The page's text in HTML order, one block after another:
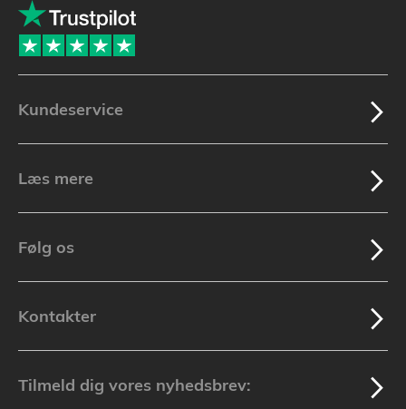
Kundeservice
Læs mere
Følg os
Kontakter
Tilmeld dig vores nyhedsbrev: